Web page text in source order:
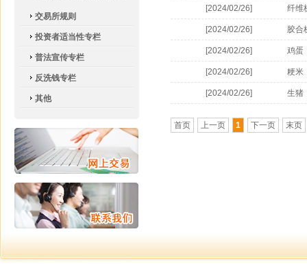
交易所规则
投资者适当性专栏
普法宣传专栏
反洗钱专栏
其他
[2024/02/26] 纤维
[2024/02/26] 胶合
[2024/02/26] 鸡蛋
[2024/02/26] 粳米
[2024/02/26] 生猪
首页 上一页 1 下一页 末页